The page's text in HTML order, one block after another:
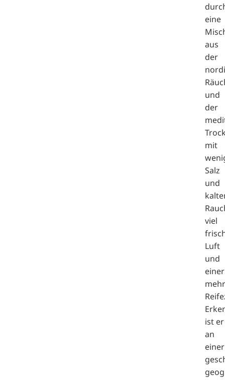
eine
aus
der
und
der
mit
Salz
und
viel
Luft
und
einer
ist er
an
einer